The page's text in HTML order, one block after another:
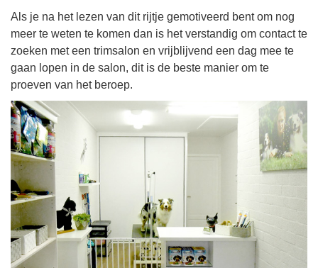
Als je na het lezen van dit rijtje gemotiveerd bent om nog
meer te weten te komen dan is het verstandig om contact te
zoeken met een trimsalon en vrijblijvend een dag mee te
gaan lopen in de salon, dit is de beste manier om te
proeven van het beroep.